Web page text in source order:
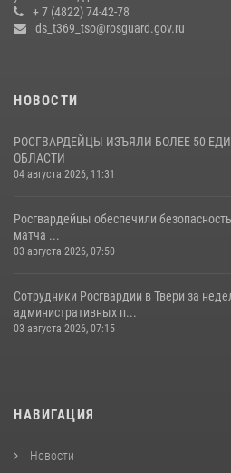
проверки детских оздоровительных
08 июля 2026, 12:16 1
+ 7 (4822) 74-42-78
ds_t369_tso@rosguard.gov.ru
НОВОСТИ
РОСГВАРДЕЙЦЫ ИЗЪЯЛИ БОЛЕЕ 50
ОБЛАСТИ
04 августа 2026, 11:31
Росгвардейцы обеспечили
матча ...
03 августа 2026, 07:50
Сотрудники Росгвардии в Твери за
административных п...
03 августа 2026, 07:15
НАВИГАЦИЯ
Новости